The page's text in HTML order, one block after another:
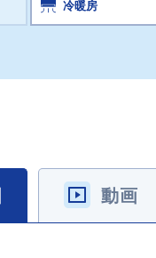
冷暖房
動画